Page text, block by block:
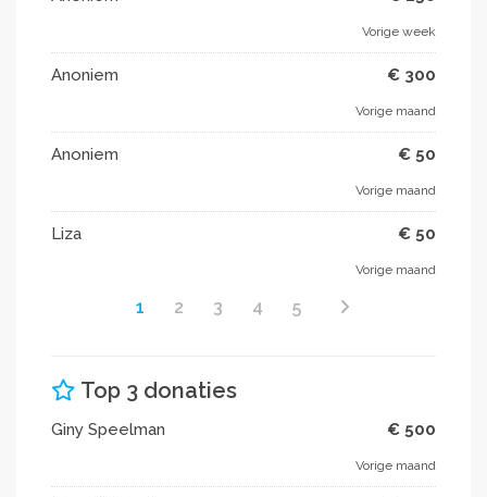
Vorige week
Anoniem € 300
Vorige maand
Anoniem € 50
Vorige maand
Liza € 50
Vorige maand
1 2 3 4 5
Top 3 donaties
Giny Speelman € 500
Vorige maand